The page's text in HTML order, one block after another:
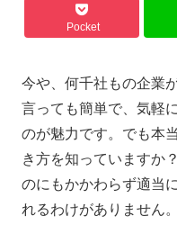
Pocket
今や、何千社もの企業
言っても簡単で、気軽
のが魅力です。でも本
き方を知っていますか
のにもかかわらず適当
れるわけがありません。